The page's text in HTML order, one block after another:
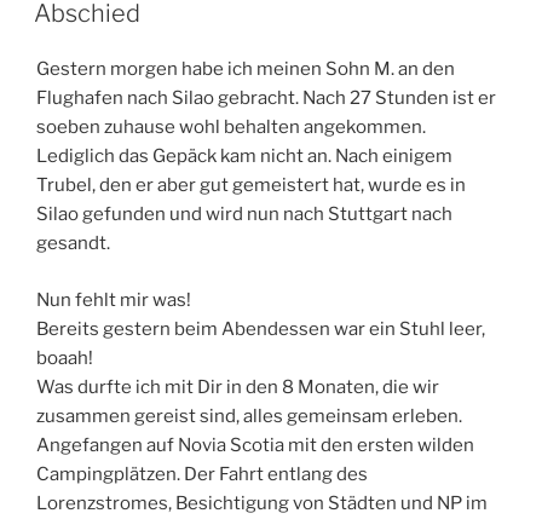
Abschied
Gestern morgen habe ich meinen Sohn M. an den
Flughafen nach Silao gebracht. Nach 27 Stunden ist er
soeben zuhause wohl behalten angekommen.
Lediglich das Gepäck kam nicht an. Nach einigem
Trubel, den er aber gut gemeistert hat, wurde es in
Silao gefunden und wird nun nach Stuttgart nach
gesandt.
Nun fehlt mir was!
Bereits gestern beim Abendessen war ein Stuhl leer,
boaah!
Was durfte ich mit Dir in den 8 Monaten, die wir
zusammen gereist sind, alles gemeinsam erleben.
Angefangen auf Novia Scotia mit den ersten wilden
Campingplätzen. Der Fahrt entlang des
Lorenzstromes, Besichtigung von Städten und NP im